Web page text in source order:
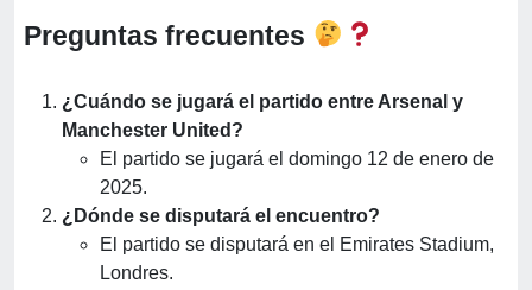
Preguntas frecuentes
¿Cuándo se jugará el partido entre Arsenal y
Manchester United?
El partido se jugará el domingo 12 de enero de
2025.
¿Dónde se disputará el encuentro?
El partido se disputará en el Emirates Stadium,
Londres.